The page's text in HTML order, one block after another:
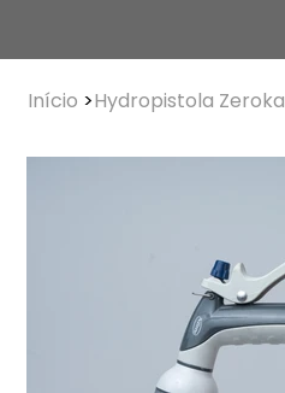
Início >Hydropistola Zeroka